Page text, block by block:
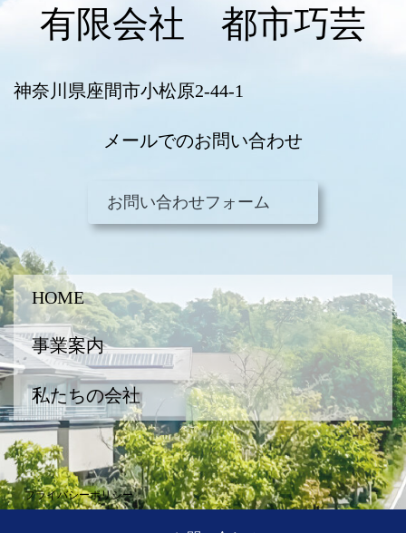
有限会社 都市巧芸
神奈川県座間市小松原2-44-1
メールでのお問い合わせ
お問い合わせフォーム
HOME
事業案内
私たちの会社
プライバシーポリシー